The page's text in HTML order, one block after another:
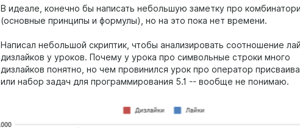
В идеале, конечно бы написать небольшую заметку про
(основные принципы и формулы), но на это пока нет времени.
Написал небольшой скриптик, чтобы анализировать соотношение
дизлайков у уроков. Почему у урока про символьные строки много
дизлайков понятно, но чем провинился урок про оператор
или набор задач для программирования 5.1 -- вообще не понимаю.